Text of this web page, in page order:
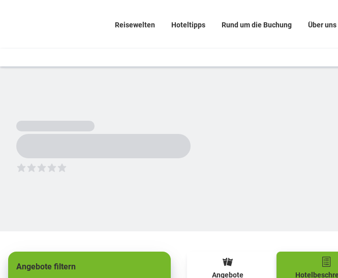
Reisewelten Hoteltipps Rund um die Buchung Über uns
5
Angebote filtern
Angebote